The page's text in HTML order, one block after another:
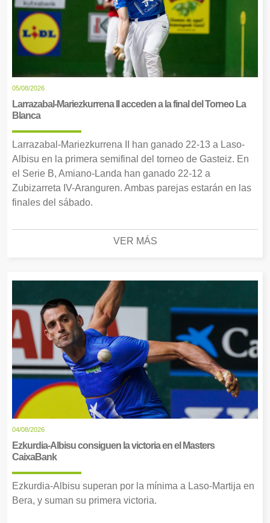
05/08/2026
Larrazabal-Mariezkurrena II acceden a la final del Torneo La
Blanca
Larrazabal-Mariezkurrena II han ganado 22-13 a Laso-
Albisu en la primera semifinal del torneo de Gasteiz. En
el Serie B, Amiano-Landa han ganado 22-12 a
Zubizarreta IV-Aranguren. Ambas parejas estarán en las
finales del sábado.
VER MÁS
04/08/2026
Ezkurdia-Albisu consiguen la victoria en el Masters
CaixaBank
Ezkurdia-Albisu superan por la mínima a Laso-Martija en
Bera, y suman su primera victoria.